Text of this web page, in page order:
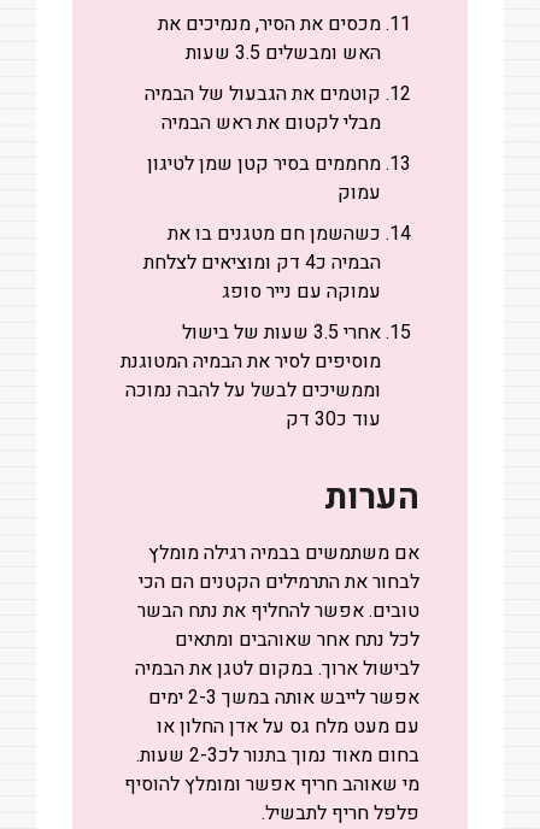
מכסים את הסיר, מנמיכים את
האש ומבשלים 3.5 שעות
קוטמים את הגבעול של הבמיה
מבלי לקטום את ראש הבמיה
מחממים בסיר קטן שמן לטיגון
עמוק
כשהשמן חם מטגנים בו את
הבמיה כ4 דק ומוציאים לצלחת
עמוקה עם נייר סופג
אחרי 3.5 שעות של בישול
מוסיפים לסיר את הבמיה המטוגנת
וממשיכים לבשל על להבה נמוכה
עוד כ30 דק
הערות
אם משתמשים בבמיה רגילה מומלץ
לבחור את התרמילים הקטנים הם הכי
טובים. אפשר להחליף את נתח הבשר
לכל נתח אחר שאוהבים ומתאים
לבישול ארוך. במקום לטגן את הבמיה
אפשר לייבש אותה במשך 2-3 ימים
עם מעט מלח גס על אדן החלון או
בחום מאוד נמוך בתנור לכ2-3 שעות.
מי שאוהב חריף אפשר ומומלץ להוסיף
פלפל חריף לתבשיל.